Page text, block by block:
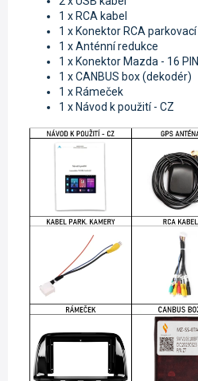
1 x RCA kabel
1 x Konektor RCA
1 x Anténní redukce
1 x Konektor Mazda - 16 PIN
1 x CANBUS box (dekodér)
1 x Rámeček
1 x Návod k použití - CZ